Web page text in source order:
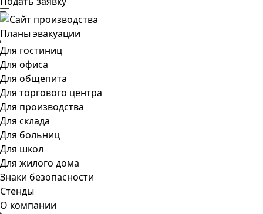
Планы эвакуации
Для гостиниц
Для офиса
Для общепита
Для торгового центра
Для производства
Для склада
Для больниц
Для школ
Для жилого дома
Знаки безопасности
Стенды
О компании